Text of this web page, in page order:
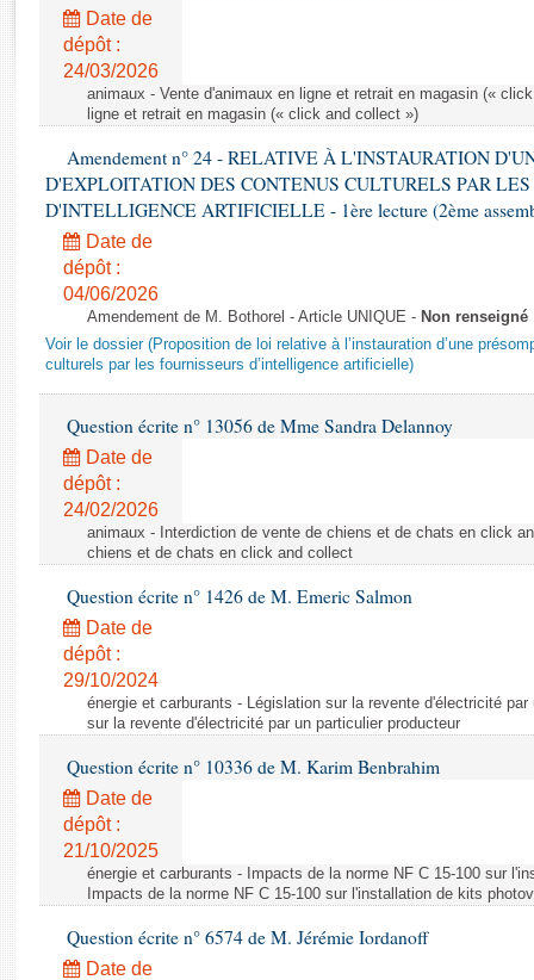
Rapports législatifs
Rapports sur l'application des lois
Baromètre de l’application des lois
Dossiers législatifs
Budget et sécurité sociale
Questions écrites et orales
Comptes rendus des débats
Date de
dépôt :
24/03/2026
animaux - Vente d'animaux en ligne et retrait en magasin («
ligne et retrait en magasin (« click and collect »)
Amendement n° 24 - RELATIVE À L'INSTAURATION
D'EXPLOITATION DES CONTENUS CULTURELS PAR LES
D'INTELLIGENCE ARTIFICIELLE - 1ère lecture (2ème
Date de
dépôt :
04/06/2026
Amendement de M. Bothorel - Article UNIQUE - Non renseigné
Voir le dossier (Proposition de loi relative à l’instauration d’une
culturels par les fournisseurs d’intelligence artificielle)
Question écrite n° 13056 de Mme Sandra Delannoy
Date de
dépôt :
24/02/2026
animaux - Interdiction de vente de chiens et de chats en click
chiens et de chats en click and collect
Question écrite n° 1426 de M. Emeric Salmon
Date de
dépôt :
29/10/2024
énergie et carburants - Législation sur la revente d'électricité
sur la revente d'électricité par un particulier producteur
Question écrite n° 10336 de M. Karim Benbrahim
Date de
dépôt :
21/10/2025
énergie et carburants - Impacts de la norme NF C 15-100 sur
Impacts de la norme NF C 15-100 sur l'installation de kits
Question écrite n° 6574 de M. Jérémie Iordanoff
Date de